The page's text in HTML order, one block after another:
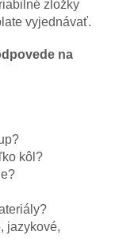
zložky
vyjednávať.
na
kôl?
jazykové,